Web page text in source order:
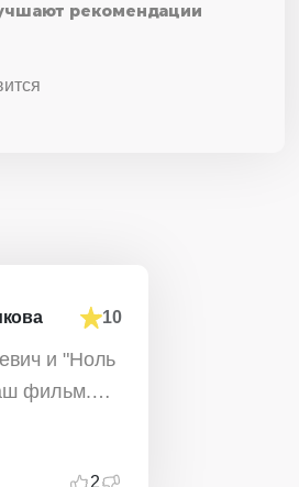
рекомендации
10
и "Ноль
фильм.
2